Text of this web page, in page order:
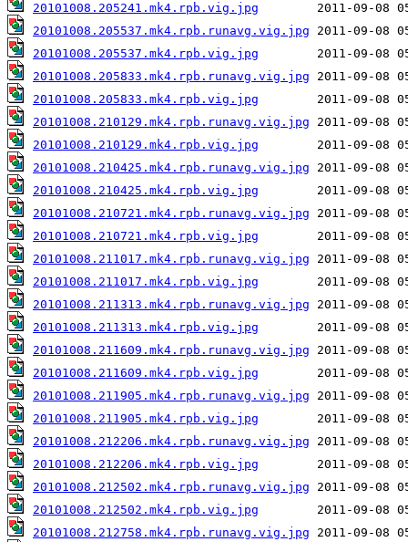
20101008.205241.mk4.rpb.vig.jpg
20101008.205537.mk4.rpb.runavg.vig.jpg
20101008.205537.mk4.rpb.vig.jpg
20101008.205833.mk4.rpb.runavg.vig.jpg
20101008.205833.mk4.rpb.vig.jpg
20101008.210129.mk4.rpb.runavg.vig.jpg
20101008.210129.mk4.rpb.vig.jpg
20101008.210425.mk4.rpb.runavg.vig.jpg
20101008.210425.mk4.rpb.vig.jpg
20101008.210721.mk4.rpb.runavg.vig.jpg
20101008.210721.mk4.rpb.vig.jpg
20101008.211017.mk4.rpb.runavg.vig.jpg
20101008.211017.mk4.rpb.vig.jpg
20101008.211313.mk4.rpb.runavg.vig.jpg
20101008.211313.mk4.rpb.vig.jpg
20101008.211609.mk4.rpb.runavg.vig.jpg
20101008.211609.mk4.rpb.vig.jpg
20101008.211905.mk4.rpb.runavg.vig.jpg
20101008.211905.mk4.rpb.vig.jpg
20101008.212206.mk4.rpb.runavg.vig.jpg
20101008.212206.mk4.rpb.vig.jpg
20101008.212502.mk4.rpb.runavg.vig.jpg
20101008.212502.mk4.rpb.vig.jpg
20101008.212758.mk4.rpb.runavg.vig.jpg